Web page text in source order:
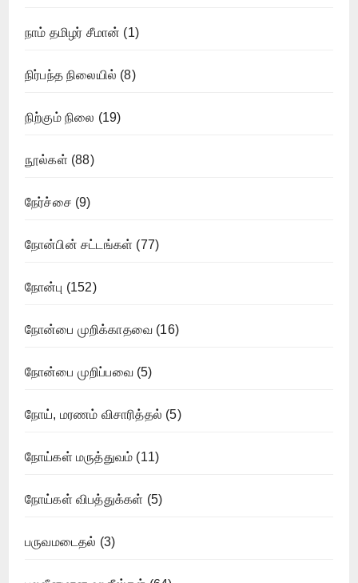
நாம் தமிழர் சீமான் (1)
நிர்பந்த நிலையில் (8)
நிற்கும் நிலை (19)
நூல்கள் (88)
நேர்ச்சை (9)
நோன்பின் சட்டங்கள் (77)
நோன்பு (152)
நோன்பை முறிக்காதவை (16)
நோன்பை முறிப்பவை(5)
நோய், மரணம் விசாரித்தல் (5)
நோய்கள் மருத்துவம் (11)
நோய்கள் விபத்துக்கள் (5)
பருவமடைதல் (3)